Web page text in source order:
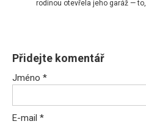
rodinou otevřela jeho garáž — to,
Přidejte komentář
Jméno *
E-mail *